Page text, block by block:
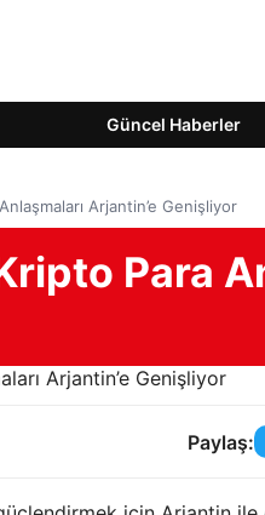
Güncel Haberler
Arjantin’e Genişliyor
Para
Paylaş: